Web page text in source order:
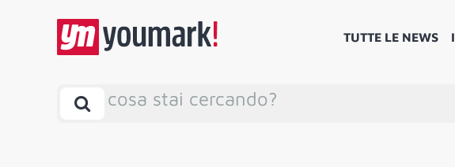
TUTTE LE NEWS
cosa stai cercando?